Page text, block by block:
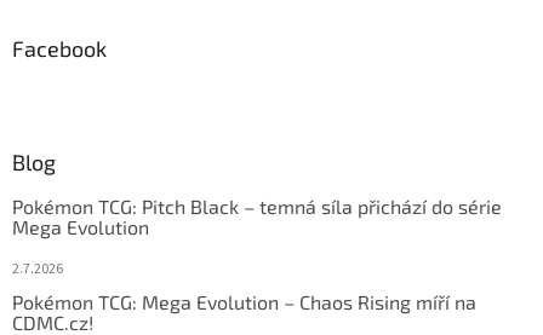
Facebook
Blog
Pokémon TCG: Pitch Black – temná síla přichází do série
Mega Evolution
2.7.2026
Pokémon TCG: Mega Evolution – Chaos Rising míří na
CDMC.cz!